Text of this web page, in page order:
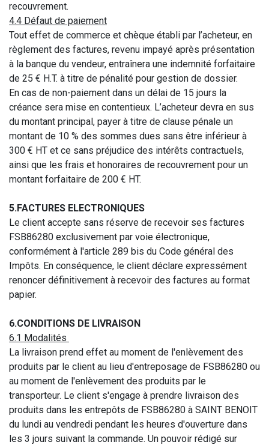
recouvrement.
4.4 Défaut de paiement
Tout effet de commerce et chèque établi par l’acheteur, en
règlement des factures, revenu impayé après présentation
à la banque du vendeur, entraînera une indemnité forfaitaire
de 25 € H.T. à titre de pénalité pour gestion de dossier.
En cas de non-paiement dans un délai de 15 jours la
créance sera mise en contentieux. L’acheteur devra en sus
du montant principal, payer à titre de clause pénale un
montant de 10 % des sommes dues sans être inférieur à
300 € HT et ce sans préjudice des intérêts contractuels,
ainsi que les frais et honoraires de recouvrement pour un
montant forfaitaire de 200 € HT.
5.FACTURES ELECTRONIQUES
Le client accepte sans réserve de recevoir ses factures
FSB86280 exclusivement par voie électronique,
conformément à l'article 289 bis du Code général des
Impôts. En conséquence, le client déclare expressément
renoncer définitivement à recevoir des factures au format
papier.
6.CONDITIONS DE LIVRAISON
6.1 Modalités
La livraison prend effet au moment de l'enlèvement des
produits par le client au lieu d'entreposage de FSB86280 ou
au moment de l'enlèvement des produits par le
transporteur. Le client s'engage à prendre livraison des
produits dans les entrepôts de FSB86280 à SAINT BENOIT
du lundi au vendredi pendant les heures d'ouverture dans
les 3 jours suivant la commande. Un pouvoir rédigé sur